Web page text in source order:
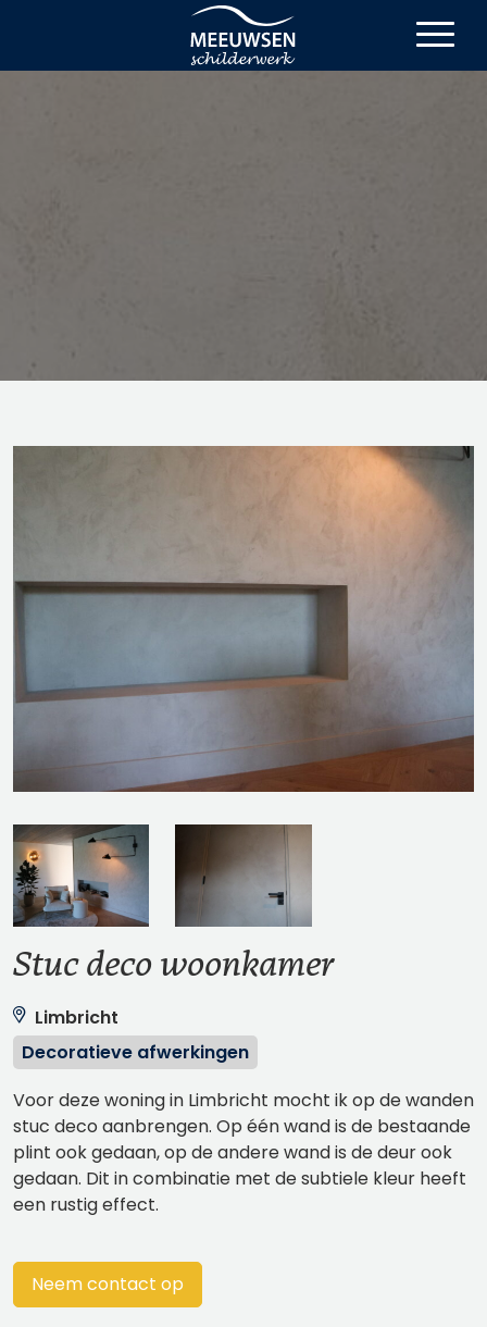
Stuc deco woonkamer
Limbricht
Decoratieve afwerkingen
Voor deze woning in Limbricht mocht ik op de wanden
stuc deco aanbrengen. Op één wand is de bestaande
plint ook gedaan, op de andere wand is de deur ook
gedaan. Dit in combinatie met de subtiele kleur heeft
een rustig effect.
Neem contact op